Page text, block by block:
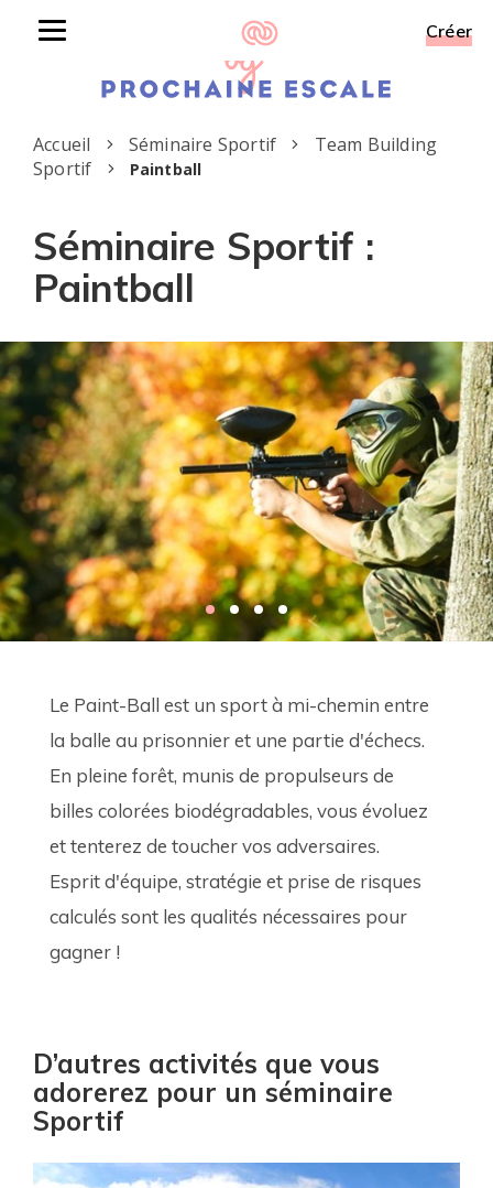
Toggle
Créer
Accueil Séminaire Sportif
Team Building
Sportif
Paintball
Séminaire Sportif :
Paintball
Le Paint-Ball est un sport à mi-chemin entre
la balle au prisonnier et une partie d'échecs.
En pleine forêt, munis de propulseurs de
billes colorées biodégradables, vous évoluez
et tenterez de toucher vos adversaires.
Esprit d'équipe, stratégie et prise de risques
calculés sont les qualités nécessaires pour
gagner !
D’autres activités que vous
adorerez pour un séminaire
Sportif